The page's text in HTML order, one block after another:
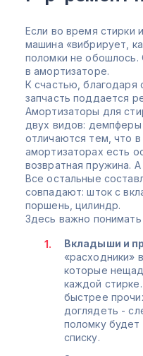
Если во время стирки
машина «вибрирует,
поломки не обошлось.
в амортизаторе.
К счастью, благодаря
запчасть поддается
Амортизаторы для
двух видов: демпферы
отличаются тем, что в
амортизаторах есть
возвратная пружина.
Все остальные
совпадают: шток с
поршень, цилиндр.
Здесь важно
Вкладыши и
«расходники»
которые
каждой
быстрее
доглядеть -
поломку
списку.